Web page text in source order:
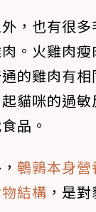
，也有很
。火雞肉
的雞肉有
貓咪的過
品。
鵪鶉本身
結構 ，是